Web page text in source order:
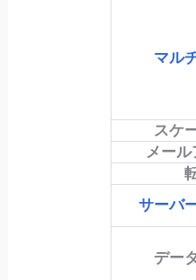
マル
スケ
メール
サーバ
デー